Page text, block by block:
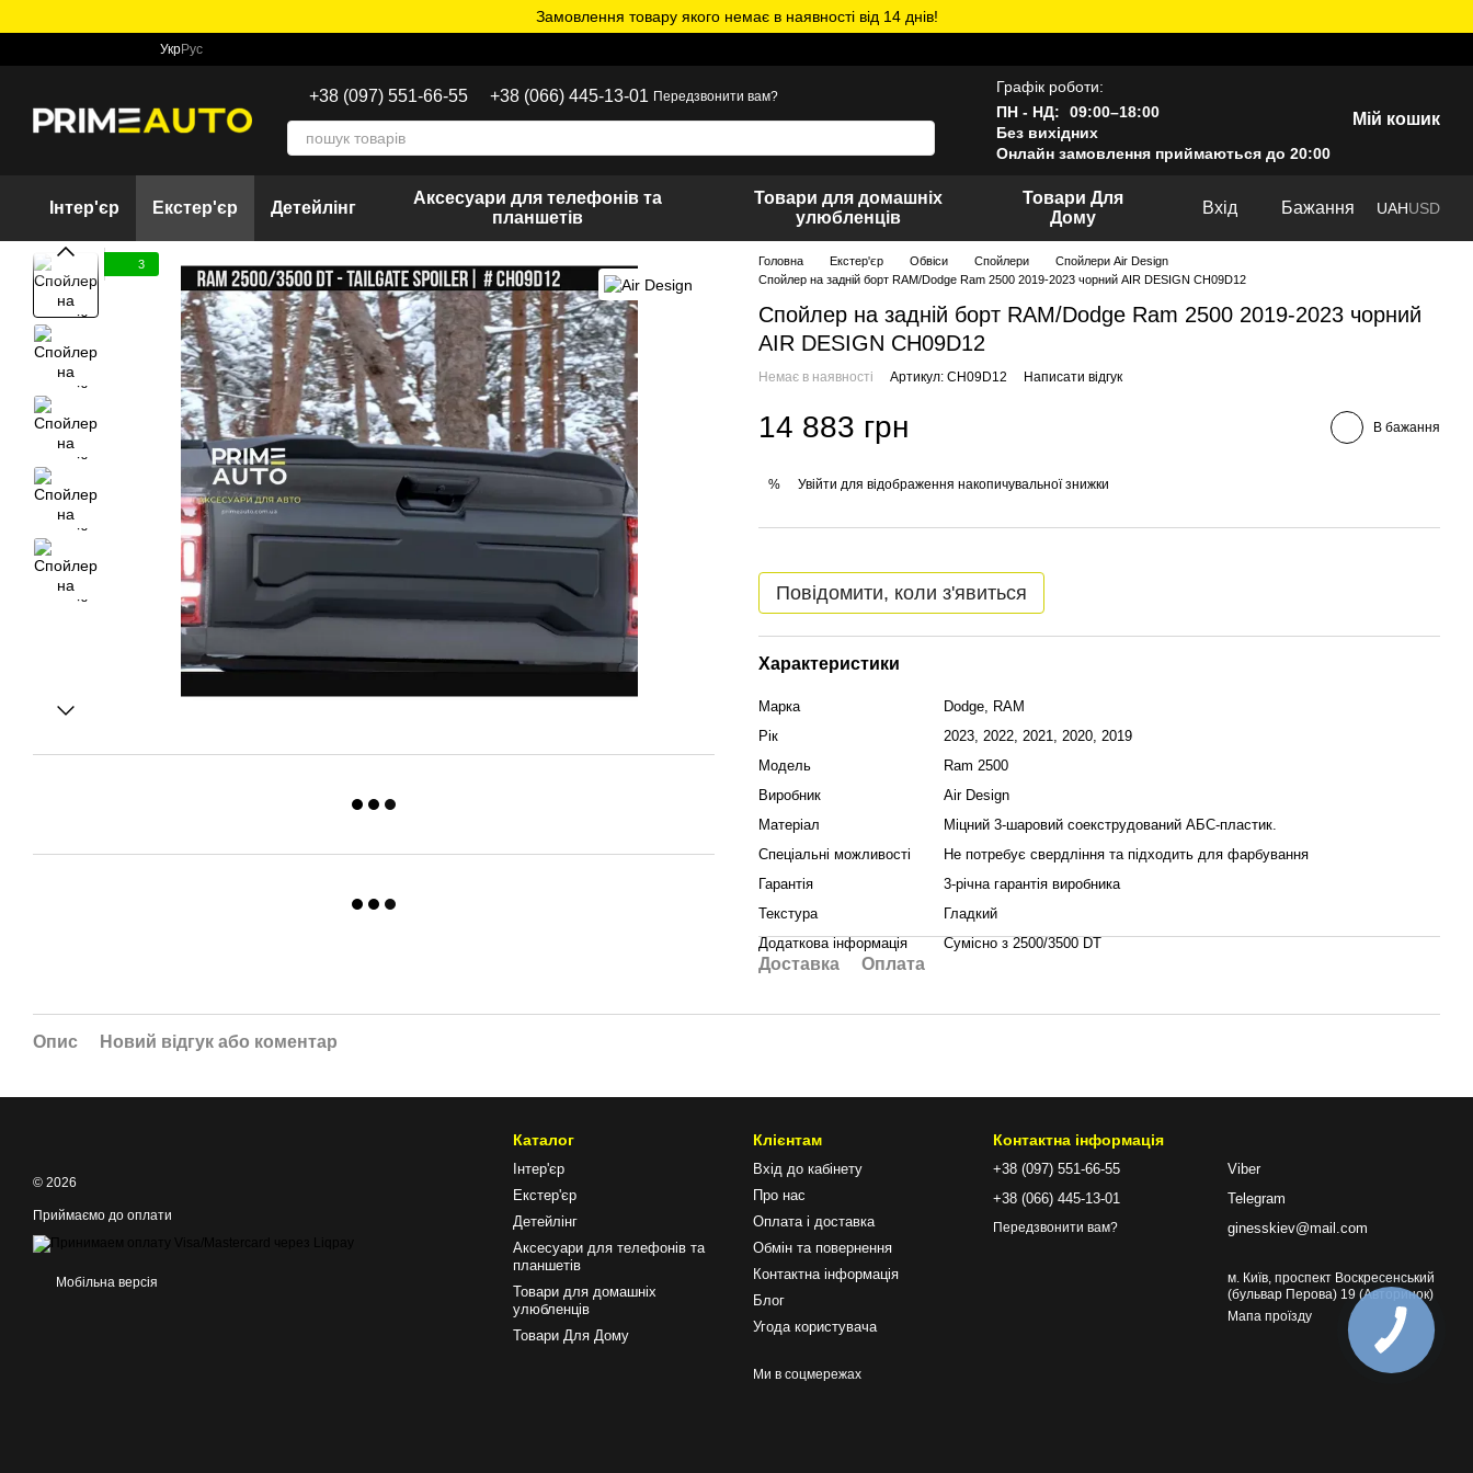
Замовлення товару якого немає в наявності від 14 днів!
УкрРус
+38 (097) 551-66-55 +38 (066) 445-13-01 Передзвонити вам?
Графік роботи:
ПН - НД:
09:00–18:00
Без вихідних
Онлайн замовлення приймаються до 20:00
Мій кошик
Інтер'єр Екстер'єр Детейлінг
Аксесуари для телефонів та
планшетів
Товари для домашніх
улюбленців
Товари Для
Дому
Вхід Бажання UAHUSD
3 Головна Екстер'єр Обвіси Спойлери
Спойлери Air Design
Спойлер на задній борт RAM/Dodge Ram 2500 2019-2023 чорний AIR DESIGN CH09D12
Спойлер на задній борт RAM/Dodge Ram 2500 2019-2023 чорний
AIR DESIGN CH09D12
Немає в наявності Артикул: CH09D12 Написати відгук
14 883 грн В бажання
% Увійти для відображення накопичувальної знижки
Повідомити, коли з'явиться
Характеристики
Марка
Dodge, RAM
Рік
2023, 2022, 2021, 2020, 2019
Модель
Ram 2500
Виробник
Air Design
Матеріал
Міцний 3-шаровий соекструдований АБС-пластик.
Спеціальні можливості
Не потребує свердління та підходить для фарбування
Гарантія
3-річна гарантія виробника
Текстура
Гладкий
Додаткова інформація
Сумісно з 2500/3500 DT
Доставка Оплата
Опис Новий відгук або коментар
© 2026
Приймаємо до оплати
Мобільна версія
Каталог
Інтер'єр
Екстер'єр
Детейлінг
Аксесуари для телефонів та
планшетів
Товари для домашніх
улюбленців
Товари Для Дому
Клієнтам
Вхід до кабінету
Про нас
Оплата і доставка
Обмін та повернення
Контактна інформація
Блог
Угода користувача
Ми в соцмережах
Контактна інформація
+38 (097) 551-66-55
+38 (066) 445-13-01
Передзвонити вам?
Viber
Telegram
ginesskiev@mail.com
м. Київ, проспект Воскресенський
(бульвар Перова) 19 (Авторинок)
Мапа проїзду